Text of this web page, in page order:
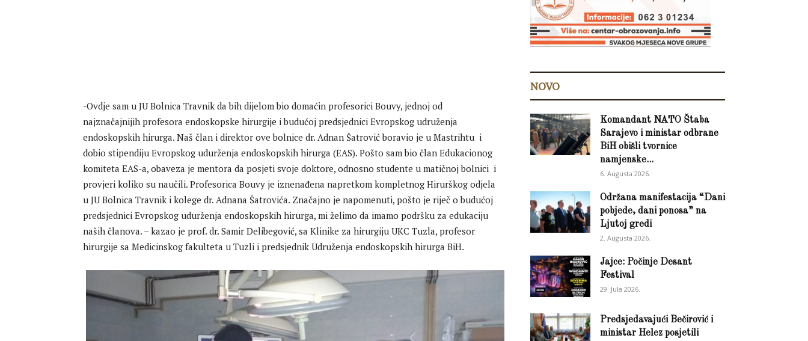
-Ovdje sam u JU Bolnica Travnik da bih dijelom bio domaćin profesorici Bouvy, jednoj od
najznačajnijih profesora endoskopske hirurgije i budućoj predsjednici Evropskog udruženja
endoskopskih hirurga. Naš član i direktor ove bolnice dr. Adnan Šatrović boravio je u Mastrihtu i
dobio stipendiju Evropskog udurženja endoskopskih hirurga (EAS). Pošto sam bio član Edukacionog
komiteta EAS-a, obaveza je mentora da posjeti svoje doktore, odnosno studente u matičnoj bolnici i
provjeri koliko su naučili. Profesorica Bouvy je iznenađena napretkom kompletnog Hirurškog odjela
u JU Bolnica Travnik i kolege dr. Adnana Šatrovića. Značajno je napomenuti, pošto je riječ o budućoj
predsjednici Evropskog udurženja endoskopskih hirurga, mi želimo da imamo podršku za edukaciju
naših članova. – kazao je prof. dr. Samir Delibegović, sa Klinike za hirurgiju UKC Tuzla, profesor
hirurgije sa Medicinskog fakulteta u Tuzli i predsjednik Udruženja endoskopskih hirurga BiH.
NOVO
Komandant NATO Štaba
Sarajevo i ministar odbrane
BiH obišli tvornice
namjenske...
6. Augusta 2026.
Održana manifestacija “Dani
pobjede, dani ponosa” na
Ljutoj gredi
2. Augusta 2026.
Jajce: Počinje Desant
Festival
29. Jula 2026.
Predsjedavajući Bečirović i
ministar Helez posjetili